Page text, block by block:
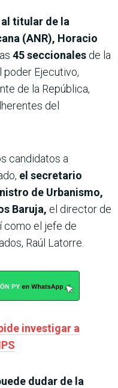
al titular de la
(ANR), Horacio
45 seccionales de la
poder Ejecutivo,
de la República,
del
candidatos a
el secretario
de Urbanismo,
Baruja, el director de
como el jefe de
Raúl Latorre.
investigar a
dudar de la